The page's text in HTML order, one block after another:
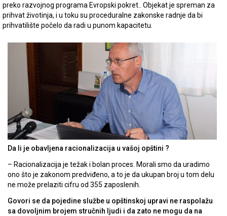
preko razvojnog programa Evropski pokret.. Objekat je spreman za
prihvat životinja, i u toku su proceduralne zakonske radnje da bi
prihvatilište počelo da radi u punom kapacitetu.
Da li je obavljena racionalizacija u vašoj opštini ?
– Racionalizacija je težak i bolan proces. Morali smo da uradimo
ono što je zakonom predviđeno, a to je da ukupan broj u tom delu
ne može prelaziti cifru od 355 zaposlenih.
Govori se da pojedine službe u opštinskoj upravi ne raspolažu
sa dovoljnim brojem stručnih ljudi i da zato ne mogu da na